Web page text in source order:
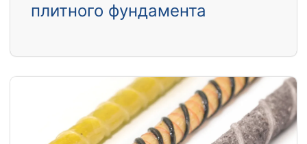
плитного фундамента